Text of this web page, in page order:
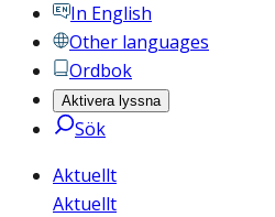
In English
Other languages
Ordbok
Aktivera lyssna
Sök
Aktuellt
Aktuellt